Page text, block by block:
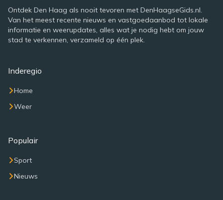
Ontdek Den Haag als nooit tevoren met DenHaagseGids.nl.
Van het meest recente nieuws en vastgoedaanbod tot lokale
informatie en weerupdates, alles wat je nodig hebt om jouw
stad te verkennen, verzameld op één plek.
Inderegio
Home
Weer
Populair
Sport
Nieuws